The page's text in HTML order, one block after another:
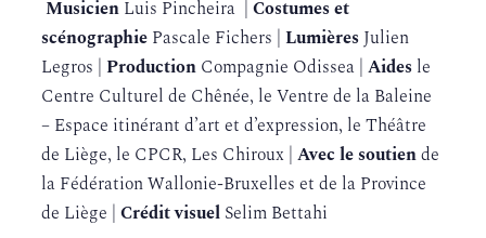
Musicien Luis Pincheira |Costumes et
scénographie Pascale Fichers |Lumières Julien
Legros |Production Compagnie Odissea |Aides le
Centre Culturel de Chênée, le Ventre de la Baleine
– Espace itinérant d’art et d’expression, le Théâtre
de Liège, le CPCR, Les Chiroux |Avec le soutien de
la Fédération Wallonie-Bruxelles et de la Province
de Liège |Crédit visuel Selim Bettahi